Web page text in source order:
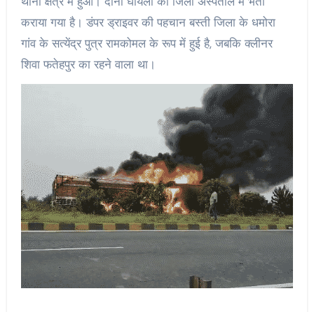
कराया गया है। डंपर ड्राइवर की पहचान बस्ती जिला के धमोरा
गांव के सत्येंद्र पुत्र रामकोमल के रूप में हुई है, जबकि क्लीनर
शिवा फतेहपुर का रहने वाला था।